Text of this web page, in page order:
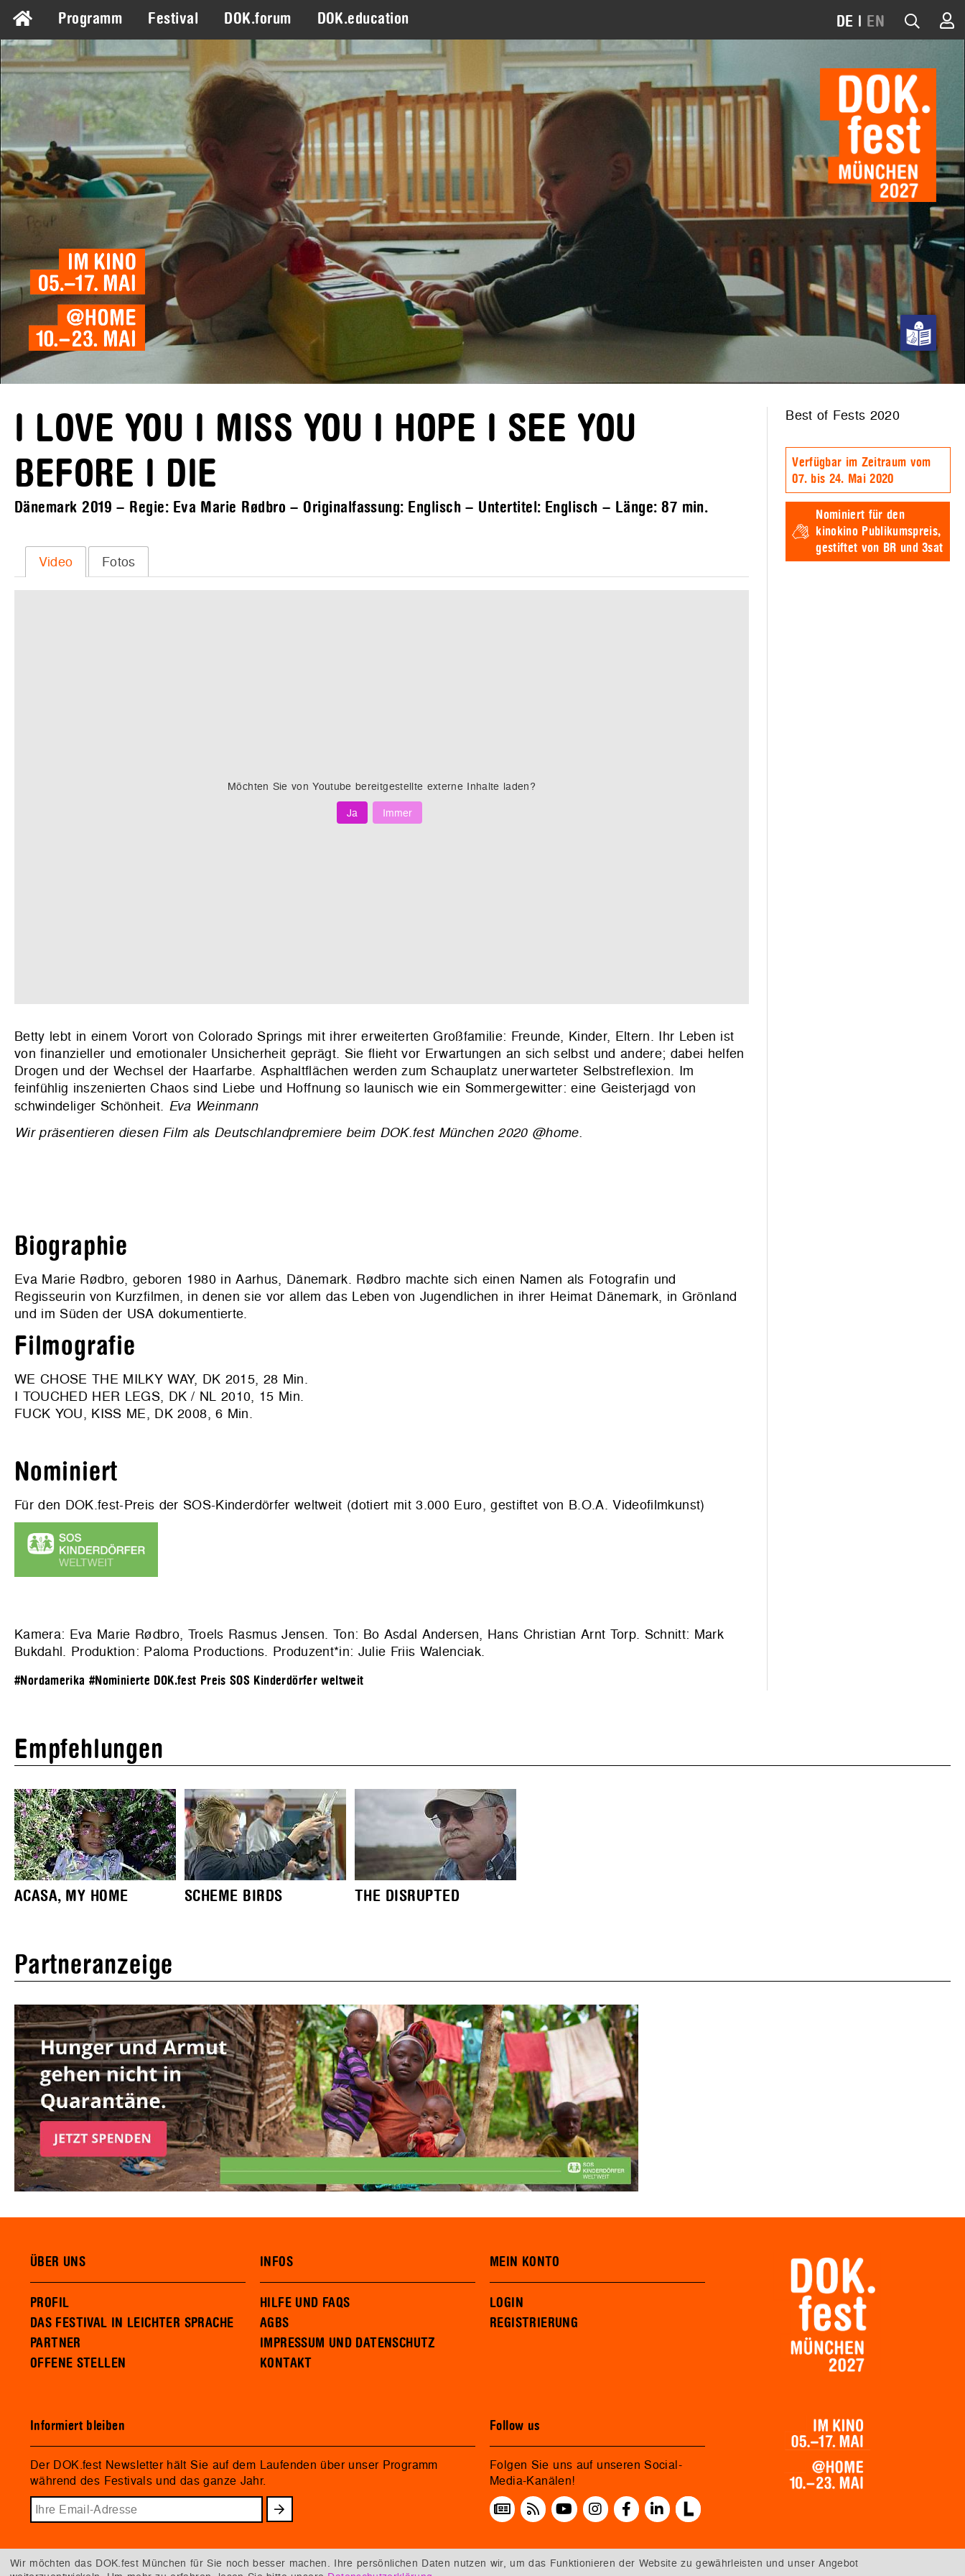
Programm Festival DOK.forum DOK.education DE | EN
I LOVE YOU I MISS YOU I HOPE I SEE YOU
BEFORE I DIE
Dänemark 2019 – Regie: Eva Marie Rødbro – Originalfassung: Englisch – Untertitel: Englisch – Länge:87 min.
Video Fotos
Möchten Sie vonYoutube bereitgestellte externe Inhalte laden?
Ja
Immer
Betty lebt in einem Vorort von Colorado Springs mit ihrer erweiterten Großfamilie: Freunde, Kinder, Eltern. Ihr Leben ist
von finanzieller und emotionaler Unsicherheit geprägt. Sie flieht vor Erwartungen an sich selbst und andere; dabei helfen
Drogen und der Wechsel der Haarfarbe. Asphaltflächen werden zum Schauplatz unerwarteter Selbstreflexion. Im
feinfühlig inszenierten Chaos sind Liebe und Hoffnung so launisch wie ein Sommergewitter: eine Geisterjagd von
schwindeliger Schönheit. Eva Weinmann
Wir präsentieren diesen Film als Deutschlandpremiere beim DOK.fest München 2020 @home.
Biographie
Eva Marie Rødbro, geboren 1980 in Aarhus, Dänemark. Rødbro machte sich einen Namen als Fotografin und
Regisseurin von Kurzfilmen, in denen sie vor allem das Leben von Jugendlichen in ihrer Heimat Dänemark, in Grönland
und im Süden der USA dokumentierte.
Filmografie
WE CHOSE THE MILKY WAY, DK 2015, 28 Min.
I TOUCHED HER LEGS, DK / NL 2010, 15 Min.
FUCK YOU, KISS ME, DK 2008, 6 Min.
Nominiert
Für den DOK.fest-Preis der SOS-Kinderdörfer weltweit (dotiert mit 3.000 Euro, gestiftet von B.O.A. Videofilmkunst)
Kamera: Eva Marie Rødbro, Troels Rasmus Jensen. Ton: Bo Asdal Andersen, Hans Christian Arnt Torp. Schnitt: Mark
Bukdahl. Produktion: Paloma Productions. Produzent*in: Julie Friis Walenciak.
#Nordamerika #Nominierte DOK.fest Preis SOS Kinderdörfer weltweit
Best of Fests 2020
Verfügbar im Zeitraum vom
07. bis 24. Mai 2020
Nominiert für den
kinokino Publikumspreis,
gestiftet von BR und 3sat
Empfehlungen
ACASA, MY HOME SCHEME BIRDS THE DISRUPTED
Partneranzeige
ÜBER UNS
PROFIL
DAS FESTIVAL IN LEICHTER SPRACHE
PARTNER
OFFENE STELLEN
INFOS
HILFE UND FAQS
AGBS
IMPRESSUM UND DATENSCHUTZ
KONTAKT
MEIN KONTO
LOGIN
REGISTRIERUNG
Informiert bleiben
Der DOK.fest Newsletter hält Sie auf dem Laufenden über unser Programm
während des Festivals und das ganze Jahr.
Follow us
Folgen Sie uns auf unseren Social-
Media-Kanälen!
Wir möchten das DOK.fest München für Sie noch besser machen. Ihre persönlichen Daten nutzen wir, um das Funktionieren der Website zu gewährleisten und unser Angebot